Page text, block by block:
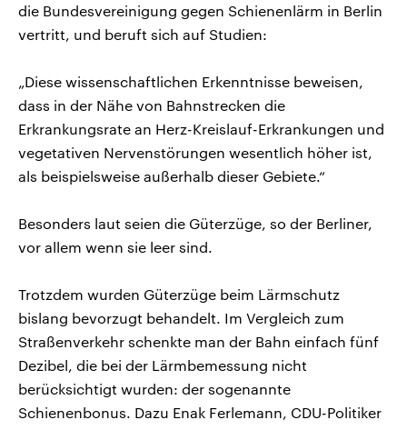
die Bundesvereinigung gegen Schienenlärm in Berlin
vertritt, und beruft sich auf Studien:
„Diese wissenschaftlichen Erkenntnisse beweisen,
dass in der Nähe von Bahnstrecken die
Erkrankungsrate an Herz-Kreislauf-Erkrankungen und
vegetativen Nervenstörungen wesentlich höher ist,
als beispielsweise außerhalb dieser Gebiete.“
Besonders laut seien die Güterzüge, so der Berliner,
vor allem wenn sie leer sind.
Trotzdem wurden Güterzüge beim Lärmschutz
bislang bevorzugt behandelt. Im Vergleich zum
Straßenverkehr schenkte man der Bahn einfach fünf
Dezibel, die bei der Lärmbemessung nicht
berücksichtigt wurden: der sogenannte
Schienenbonus. Dazu Enak Ferlemann, CDU-Politiker